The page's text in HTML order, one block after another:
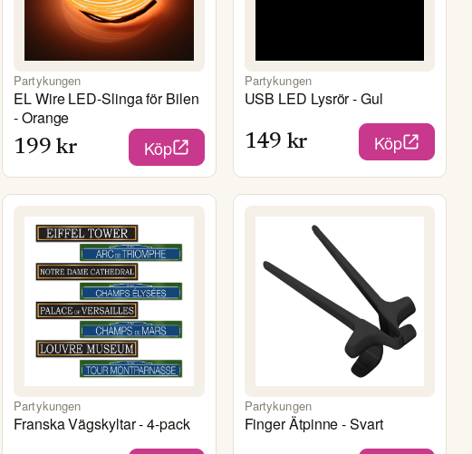
Partykungen
EL Wire LED-Slinga för Bilen
- Orange
199 kr Köp
Partykungen
USB LED Lysrör - Gul
149 kr Köp
Partykungen
Franska Vägskyltar - 4-pack
Partykungen
Finger Ätpinne - Svart